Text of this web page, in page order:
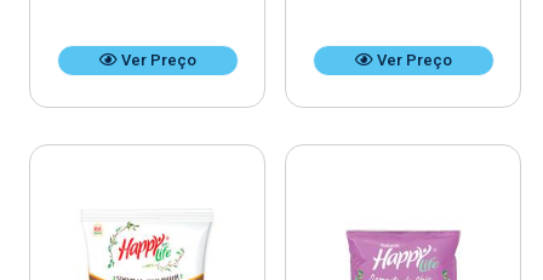
Ver Preço Ver Preço